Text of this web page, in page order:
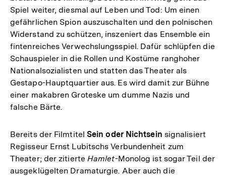
Spiel weiter, diesmal auf Leben und Tod: Um einen
gefährlichen Spion auszuschalten und den polnischen
Widerstand zu schützen, inszeniert das Ensemble ein
fintenreiches Verwechslungsspiel. Dafür schlüpfen die
Schauspieler in die Rollen und Kostüme ranghoher
Nationalsozialisten und statten das Theater als
Gestapo-Hauptquartier aus. Es wird damit zur Bühne
einer makabren Groteske um dumme Nazis und
falsche Bärte.
Bereits der Filmtitel Sein oder Nichtsein signalisiert
Regisseur Ernst Lubitschs Verbundenheit zum
Theater; der zitierte Hamlet-Monolog ist sogar Teil der
ausgeklügelten Dramaturgie. Aber auch die